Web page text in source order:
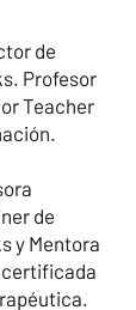
de
Profesor
Teacher
de
y Mentora
certificada